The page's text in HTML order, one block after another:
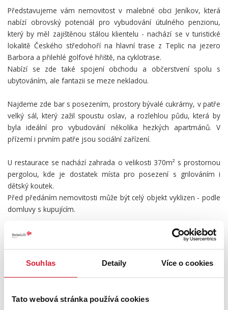
Souhlas Detaily Více o cookies
Tato webová stránka používá cookies
Představujeme vám nemovitost v malebné obci Jeníkov, která
nabízí obrovský potenciál pro vybudování útulného penzionu,
který by měl zajištěnou stálou klientelu - nachází se v turistické
lokalitě Českého středohoří na hlavní trase z Teplic na jezero
Barbora a přilehlé golfové hřiště, na cyklotrase.
Nabízí se zde také spojení obchodu a občerstvení spolu s
ubytováním, ale fantazii se meze nekladou.
Najdeme zde bar s posezením, prostory bývalé cukrárny, v patře
velký sál, který zažil spoustu oslav, a rozlehlou půdu, která by
byla ideální pro vybudování několika hezkých apartmánů. V
přízemí i prvním patře jsou sociální zařízení.
U restaurace se nachází zahrada o velikosti 370m² s prostornou
pergolou, kde je dostatek místa pro posezení s grilováním i
dětský koutek.
Před předáním nemovitosti může být celý objekt vyklizen - podle
domluvy s kupujícím.
PODROBNOSTI
UMÍSTĚNÍ OBJEKTU